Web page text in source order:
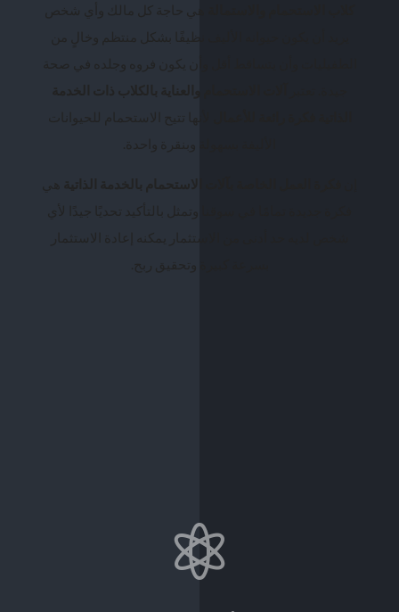
هي حاجة كل مالك وأي شخص
يريد أن يكون حيوانه الأليف نظيفًا بشكل منتظم وخالٍ من
الطفيليات وأن يتساقط أقل وأن يكون فروه وجلده في صحة
آلات الاستحمام والعناية بالكلاب ذات الخدمة
لأنها تتيح الاستحمام للحيوانات
الأليفة بسهولة وبنقرة واحدة.
الخاصة بآلات الاستحمام بالخدمة الذاتية هي
فكرة جديدة تمامًا في سوقنا وتمثل بالتأكيد تحديًا جيدًا لأي
شخص لديه حد أدنى من الاستثمار يمكنه إعادة الاستثمار
